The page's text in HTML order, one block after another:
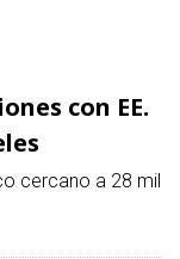
con EE.
cercano a 28 mil